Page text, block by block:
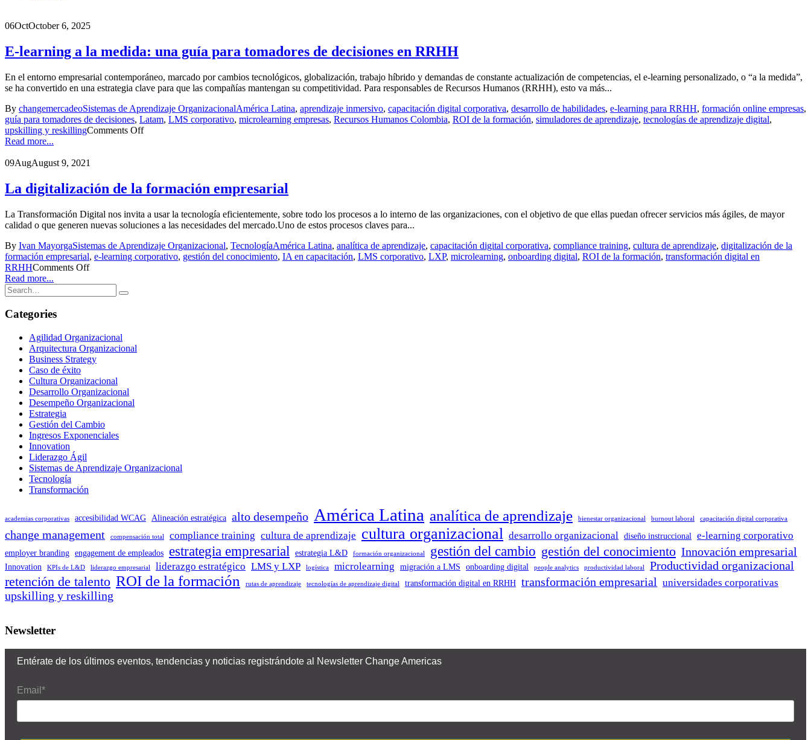
06OctOctober 6, 2025
E-learning a la medida: una guía para tomadores de decisiones en RRHH
En el entorno empresarial contemporáneo, marcado por cambios tecnológicos, globalización, trabajo híbrido y demandas de constante actualización de competencias, el e-learning personalizado, o “a la medida”,
se ha convertido en una estrategia clave para que las compañías mantengan su competitividad. Para responsables de Recursos Humanos (RRHH), esto va más...
By changemercadeoSistemas de Aprendizaje OrganizacionalAmérica Latina, aprendizaje inmersivo, capacitación digital corporativa, desarrollo de habilidades, e-learning para RRHH, formación online empresas,
guía para tomadores de decisiones, Latam, LMS corporativo, microlearning empresas, Recursos Humanos Colombia, ROI de la formación, simuladores de aprendizaje, tecnologías de aprendizaje digital,
upskilling y reskillingComments Off
Read more...
09AugAugust 9, 2021
La digitalización de la formación empresarial
La Transformación Digital nos invita a usar la tecnología eficientemente, sobre todo los procesos a lo interno de las organizaciones, con el objetivo de que ellas puedan ofrecer servicios más ágiles, de mayor
calidad o que generen nuevas soluciones a las necesidades del mercado.Uno de estos procesos claves para...
By Ivan MayorgaSistemas de Aprendizaje Organizacional, TecnologíaAmérica Latina, analítica de aprendizaje, capacitación digital corporativa, compliance training, cultura de aprendizaje, digitalización de la
formación empresarial, e-learning corporativo, gestión del conocimiento, IA en capacitación, LMS corporativo, LXP, microlearning, onboarding digital, ROI de la formación, transformación digital en
RRHHComments Off
Read more...
Categories
Agilidad Organizacional
Arquitectura Organizacional
Business Strategy
Caso de éxito
Cultura Organizacional
Desarrollo Organizacional
Desempeño Organizacional
Estrategia
Gestión del Cambio
Ingresos Exponenciales
Innovation
Liderazgo Ágil
Sistemas de Aprendizaje Organizacional
Tecnología
Transformación
academias corporativas accesibilidad WCAG Alineación estratégica alto desempeño América Latina analítica de aprendizaje bienestar organizacional burnout laboral capacitación digital corporativa
change management compensación total compliance training cultura de aprendizaje cultura organizacional desarrollo organizacional diseño instruccional e-learning corporativo
employer branding engagement de empleados estrategia empresarial estrategia L&D formación organizacional gestión del cambio gestión del conocimiento Innovación empresarial
Innovation KPIs de L&D liderazgo empresarial liderazgo estratégico LMS y LXP logística microlearning migración a LMS onboarding digital people analytics productividad laboral Productividad organizacional
retención de talento ROI de la formación rutas de aprendizaje tecnologías de aprendizaje digital transformación digital en RRHH transformación empresarial universidades corporativas
upskilling y reskilling
Newsletter
Entérate de los últimos eventos, tendencias y noticias registrándote al Newsletter Change Americas
Email*